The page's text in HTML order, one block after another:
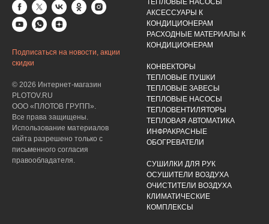
Подписаться на новости, акции
скидки
© 2026 Интернет-магазин
PLOTOV.RU
ООО «ПЛОТОВ ГРУПП».
Все права защищены.
Использование материалов
сайта разрешено только с
письменного согласия
правообладателя.
ТЕПЛОВЫЕ НАСОСЫ
АКСЕССУАРЫ К
КОНДИЦИОНЕРАМ
РАСХОДНЫЕ МАТЕРИАЛЫ К
КОНДИЦИОНЕРАМ
КОНВЕКТОРЫ
ТЕПЛОВЫЕ ПУШКИ
ТЕПЛОВЫЕ ЗАВЕСЫ
ТЕПЛОВЫЕ НАСОСЫ
ТЕПЛОВЕНТИЛЯТОРЫ
ТЕПЛОВАЯ АВТОМАТИКА
ИНФРАКРАСНЫЕ
ОБОГРЕВАТЕЛИ
СУШИЛКИ ДЛЯ РУК
ОСУШИТЕЛИ ВОЗДУХА
ОЧИСТИТЕЛИ ВОЗДУХА
КЛИМАТИЧЕСКИЕ
КОМПЛЕКСЫ